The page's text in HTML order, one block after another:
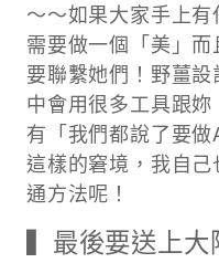
～～​​如果大家手上
需要做一個「美」
要聯繫她們！野薑
中會用很多工具跟
有「我們都說了要做
這樣的窘境，我自
通方法呢！​
▍最後要送上大